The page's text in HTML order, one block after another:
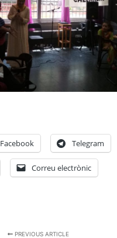
Facebook Telegram
Correu electrònic
PREVIOUS ARTICLE